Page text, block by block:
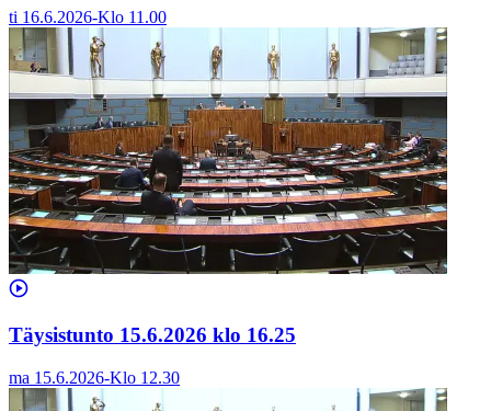
ti 16.6.2026-Klo 11.00
Täysistunto 15.6.2026 klo 16.25
ma 15.6.2026-Klo 12.30